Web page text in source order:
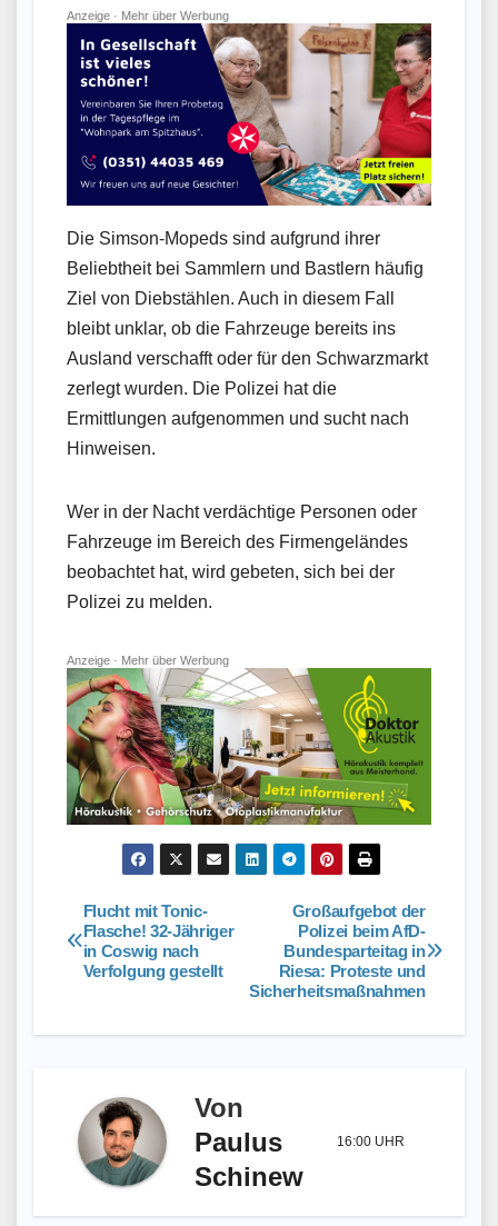
Anzeige · Mehr über Werbung
Die Simson-Mopeds sind aufgrund ihrer
Beliebtheit bei Sammlern und Bastlern häufig
Ziel von Diebstählen. Auch in diesem Fall
bleibt unklar, ob die Fahrzeuge bereits ins
Ausland verschafft oder für den Schwarzmarkt
zerlegt wurden. Die Polizei hat die
Ermittlungen aufgenommen und sucht nach
Hinweisen.
Wer in der Nacht verdächtige Personen oder
Fahrzeuge im Bereich des Firmengeländes
beobachtet hat, wird gebeten, sich bei der
Polizei zu melden.
Anzeige · Mehr über Werbung
Beitragsnavigation
Großaufgebot der
Polizei beim AfD-
Bundesparteitag in
Riesa: Proteste und
Sicherheitsmaßnahmen
Flucht mit Tonic-
Flasche! 32-Jähriger
in Coswig nach
Verfolgung gestellt
Von
Paulus
Schinew
16:00 UHR